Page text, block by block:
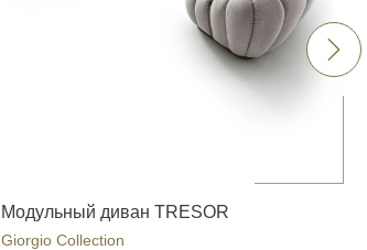
Модульный диван TRESOR
Giorgio Collection